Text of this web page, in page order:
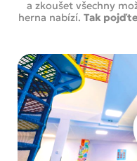
a zkoušet všechny
herna nabízí. Tak